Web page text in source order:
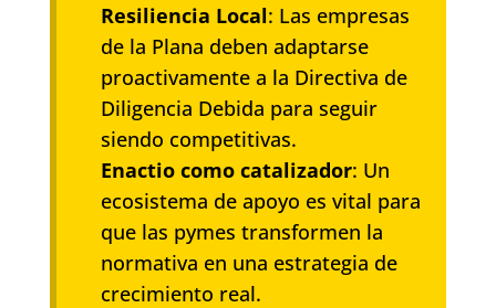
Resiliencia Local: Las empresas
de la Plana deben adaptarse
proactivamente a la Directiva de
Diligencia Debida para seguir
siendo competitivas.
Enactio como catalizador: Un
ecosistema de apoyo es vital para
que las pymes transformen la
normativa en una estrategia de
crecimiento real.